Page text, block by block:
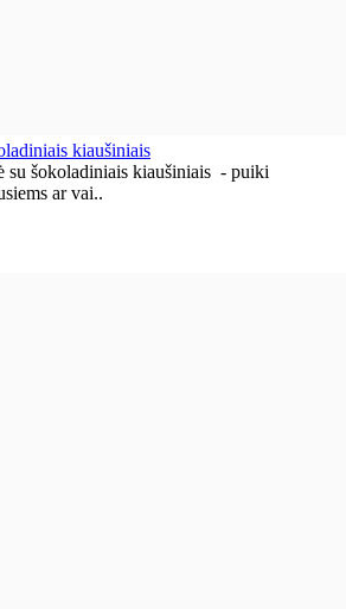
kiaušiniais
su šokoladiniais kiaušiniais - puiki
ar vai..